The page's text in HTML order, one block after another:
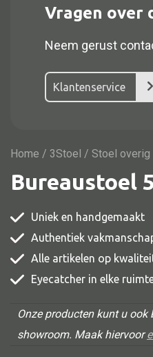
Alle kasten
Dressoir
Nachtkast
Vitrine
TV meubel
Comode
Eetkamer stoel
Vragen over
Neem gerust
Klantenservice
Home / 3Stoel / Stoel overig
Bureaustoel
Uniek en handgemaakt
Authentiek
Alle artikelen op
Eyecatcher in elke
Onze producten kunt u ook
showroom. Maak hiervoor